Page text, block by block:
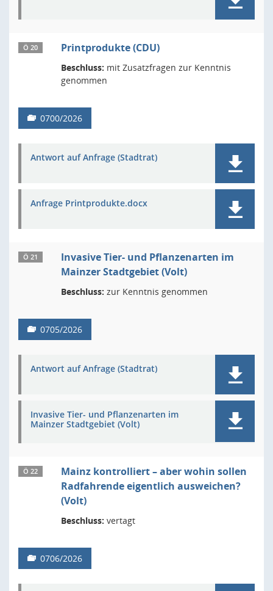
Ö 20 Printprodukte (CDU)
Beschluss: mit Zusatzfragen zur Kenntnis
genommen
0700/2026
Antwort auf Anfrage (Stadtrat)
Anfrage Printprodukte.docx
Ö 21
Invasive Tier- und Pflanzenarten im
Mainzer Stadtgebiet (Volt)
Beschluss: zur Kenntnis genommen
0705/2026
Antwort auf Anfrage (Stadtrat)
Invasive Tier- und Pflanzenarten im
Mainzer Stadtgebiet (Volt)
Ö 22
Mainz kontrolliert – aber wohin sollen
Radfahrende eigentlich ausweichen?
(Volt)
Beschluss: vertagt
0706/2026